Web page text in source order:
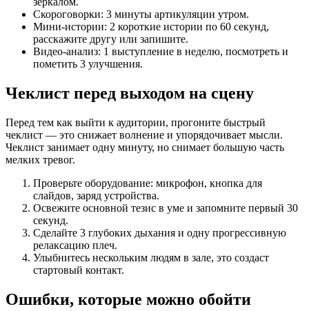
Скороговорки: 3 минуты артикуляции утром.
Мини-истории: 2 короткие истории по 60 секунд,
расскажите другу или запишите.
Видео-анализ: 1 выступление в неделю, посмотреть и
пометить 3 улучшения.
Чеклист перед выходом на сцену
Перед тем как выйти к аудитории, прогоните быстрый
чеклист — это снижает волнение и упорядочивает мысли.
Чеклист занимает одну минуту, но снимает большую часть
мелких тревог.
Проверьте оборудование: микрофон, кнопка для
слайдов, заряд устройства.
Освежите основной тезис в уме и запомните первый 30
секунд.
Сделайте 3 глубоких дыхания и одну прогрессивную
релаксацию плеч.
Улыбнитесь нескольким людям в зале, это создаст
стартовый контакт.
Ошибки, которые можно обойти